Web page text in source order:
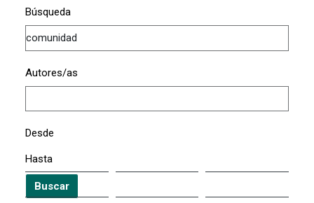
Búsqueda
Autores/as
Desde
Hasta
Buscar